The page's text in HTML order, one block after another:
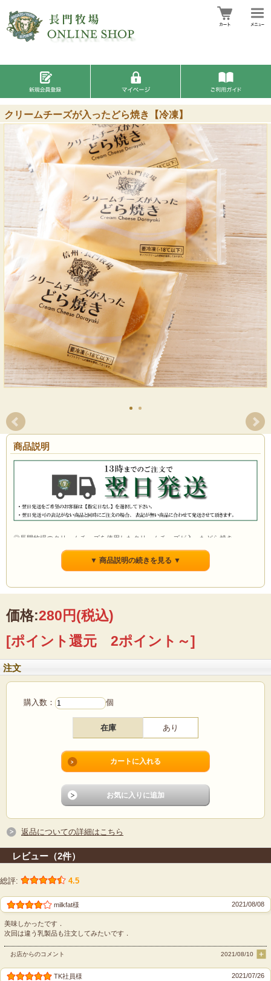
クリームチーズが入ったどら焼き【冷凍】
商品説明
◎長門牧場のクリームチーズを使用したクリームチーズが入ったどら焼き
・クリームチーズが入ったどら焼き×1個
解凍後は当日中にお召し上がりください。
※商品の改訂などにより、商品パッケージの記載内容と異なる場合があります。
▼ 商品説明の続きを見る ▼
価格:280円(税込)
[ポイント還元 2ポイント～]
注文
購入数： 個
在庫 あり
返品についての詳細はこちら
レビュー（2件）
総評: 4.5
milkfat様 2021/08/08
美味しかったです．
次回は違う乳製品も注文してみたいです．
お店からのコメント 2021/08/10
TK社員様 2021/07/26